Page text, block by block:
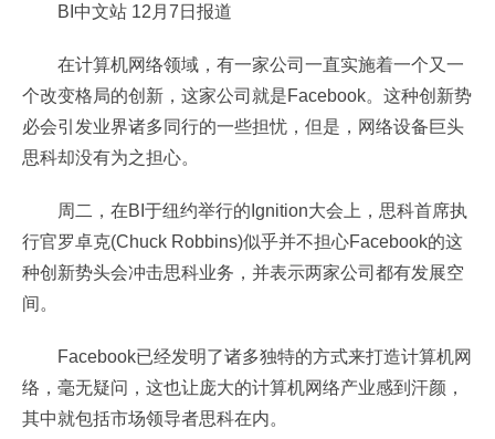
BI中文站 12月7日报道
在计算机网络领域，有一家公司一直实施着一个又一
个改变格局的创新，这家公司就是Facebook。这种创新势
必会引发业界诸多同行的一些担忧，但是，网络设备巨头
思科却没有为之担心。
周二，在BI于纽约举行的Ignition大会上，思科首席执
行官罗卓克(Chuck Robbins)似乎并不担心Facebook的这
种创新势头会冲击思科业务，并表示两家公司都有发展空
间。
Facebook已经发明了诸多独特的方式来打造计算机网
络，毫无疑问，这也让庞大的计算机网络产业感到汗颜，
其中就包括市场领导者思科在内。